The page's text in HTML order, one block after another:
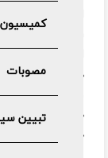
کمیسیون
مصوبات
تبیین
انقلاب کبیر
را پشت سر
اگرچه
دوستانش در
و به دست
دیده‌اند.
در چنین نقطه‌ی
«بیانیه‌ی گام